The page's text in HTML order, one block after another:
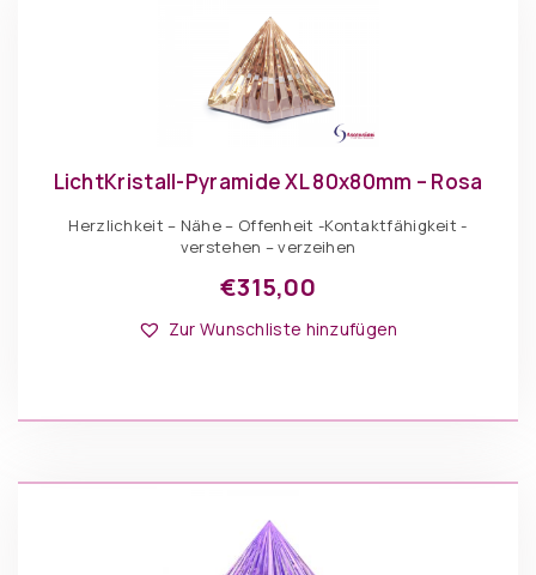
LichtKristall-Pyramide XL 80x80mm – Rosa
Herzlichkeit – Nähe – Offenheit -Kontaktfähigkeit -
verstehen – verzeihen
€315,00
Zur Wunschliste hinzufügen